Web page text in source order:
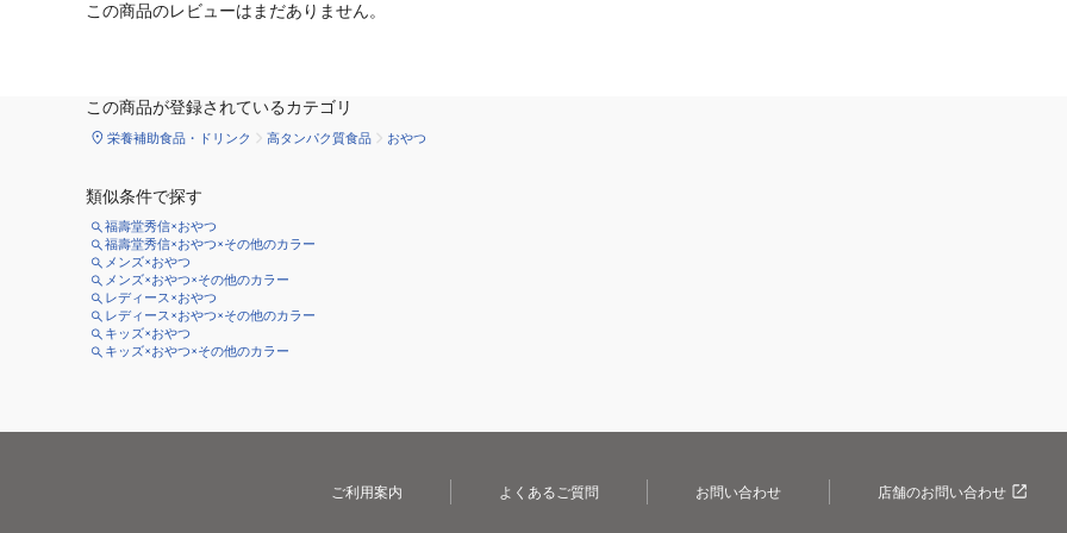
この商品のレビューはまだありません。
この商品が登録されているカテゴリ
栄養補助食品・ドリンク 高タンパク質食品 おやつ
類似条件で探す
福壽堂秀信×おやつ
福壽堂秀信×おやつ×その他のカラー
メンズ×おやつ
メンズ×おやつ×その他のカラー
レディース×おやつ
レディース×おやつ×その他のカラー
キッズ×おやつ
キッズ×おやつ×その他のカラー
ご利用案内 よくあるご質問 お問い合わせ 店舗のお問い合わせ